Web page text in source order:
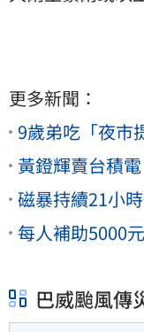
更多新聞：
9歲弟吃「夜市
黃鐙輝賣台積
磁暴持續21小
每人補助5000
巴威颱風傳